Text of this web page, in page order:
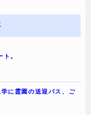
。
に霊園の送迎バス、ご